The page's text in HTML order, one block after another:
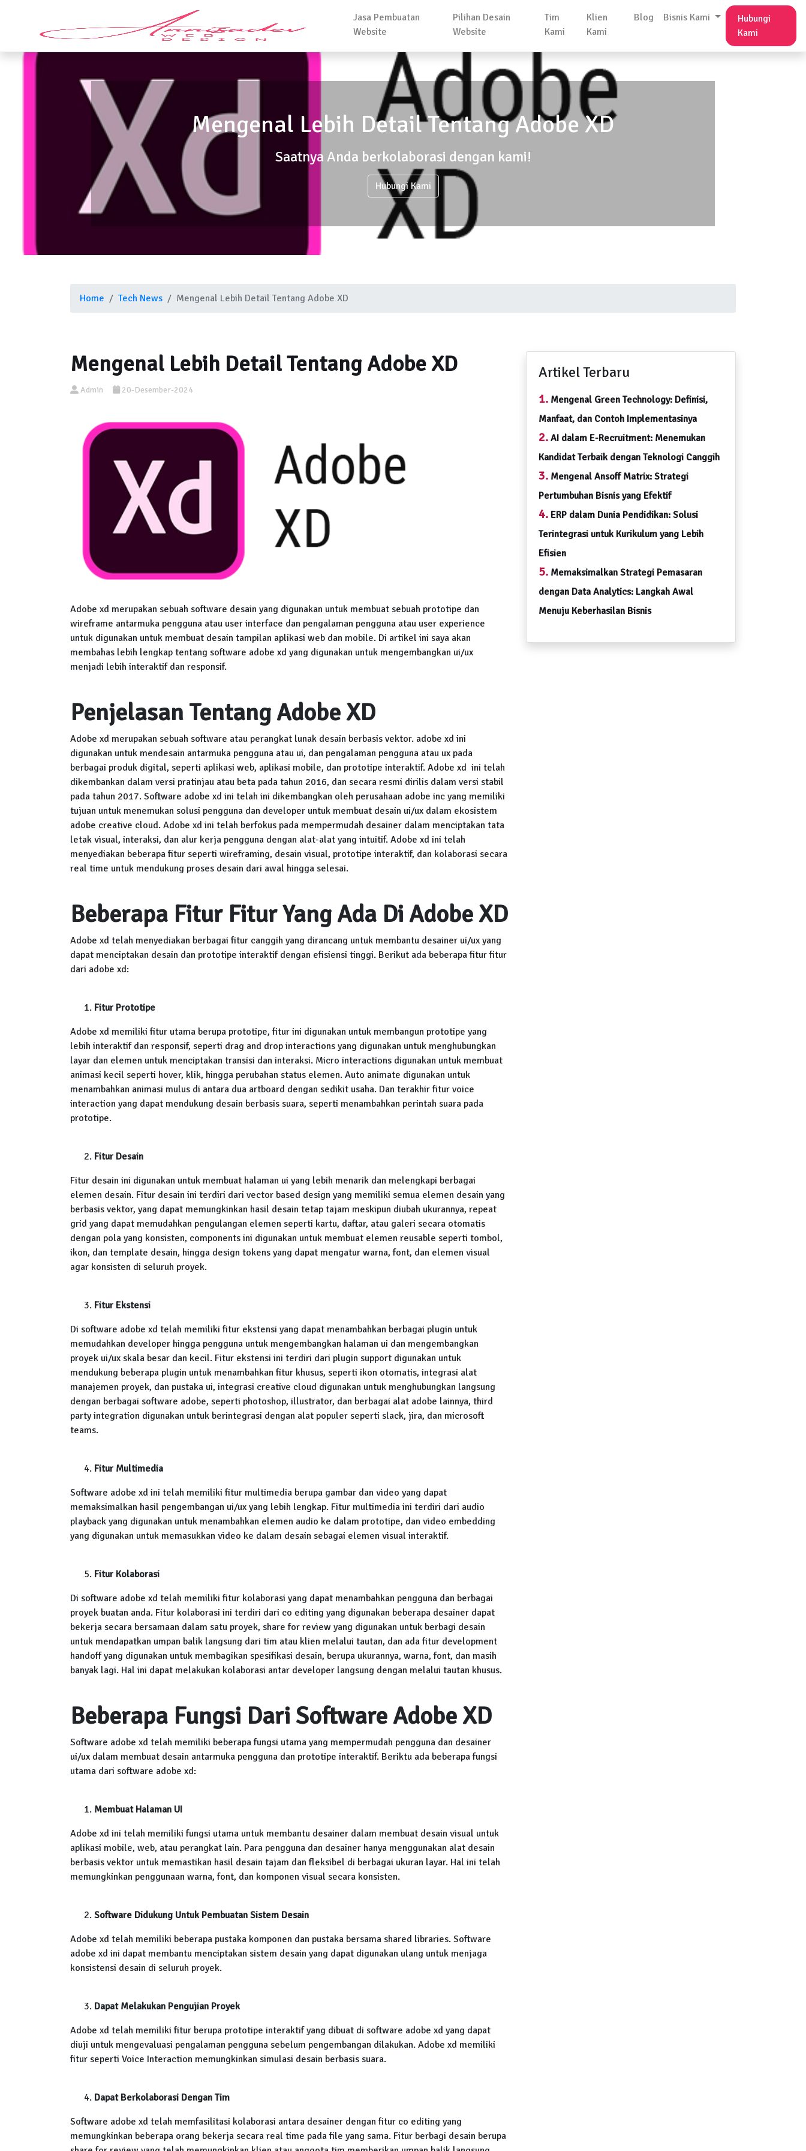
Jasa Pembuatan
Website
Pilihan Desain
Website
Tim
Kami
Klien
Kami
Blog Bisnis Kami
Hubungi
Kami
Mengenal Lebih Detail Tentang Adobe XD
Saatnya Anda berkolaborasi dengan kami!
Hubungi Kami
Home Tech News Mengenal Lebih Detail Tentang Adobe XD
Mengenal Lebih Detail Tentang Adobe XD
Admin 20-Desember-2024
Adobe xd merupakan sebuah software desain yang digunakan untuk membuat sebuah prototipe dan
wireframe antarmuka pengguna atau user interface dan pengalaman pengguna atau user experience
untuk digunakan untuk membuat desain tampilan aplikasi web dan mobile. Di artikel ini saya akan
membahas lebih lengkap tentang software adobe xd yang digunakan untuk mengembangkan ui/ux
menjadi lebih interaktif dan responsif.
Penjelasan Tentang Adobe XD
Adobe xd merupakan sebuah software atau perangkat lunak desain berbasis vektor. adobe xd ini
digunakan untuk mendesain antarmuka pengguna atau ui, dan pengalaman pengguna atau ux pada
berbagai produk digital, seperti aplikasi web, aplikasi mobile, dan prototipe interaktif. Adobe xd ini telah
dikembankan dalam versi pratinjau atau beta pada tahun 2016, dan secara resmi dirilis dalam versi stabil
pada tahun 2017. Software adobe xd ini telah ini dikembangkan oleh perusahaan adobe inc yang memiliki
tujuan untuk menemukan solusi pengguna dan developer untuk membuat desain ui/ux dalam ekosistem
adobe creative cloud. Adobe xd ini telah berfokus pada mempermudah desainer dalam menciptakan tata
letak visual, interaksi, dan alur kerja pengguna dengan alat-alat yang intuitif. Adobe xd ini telah
menyediakan beberapa fitur seperti wireframing, desain visual, prototipe interaktif, dan kolaborasi secara
real time untuk mendukung proses desain dari awal hingga selesai.
Beberapa Fitur Fitur Yang Ada Di Adobe XD
Adobe xd telah menyediakan berbagai fitur canggih yang dirancang untuk membantu desainer ui/ux yang
dapat menciptakan desain dan prototipe interaktif dengan efisiensi tinggi. Berikut ada beberapa fitur fitur
dari adobe xd:
Fitur Prototipe
Adobe xd memiliki fitur utama berupa prototipe, fitur ini digunakan untuk membangun prototipe yang
lebih interaktif dan responsif, seperti drag and drop interactions yang digunakan untuk menghubungkan
layar dan elemen untuk menciptakan transisi dan interaksi. Micro interactions digunakan untuk membuat
animasi kecil seperti hover, klik, hingga perubahan status elemen. Auto animate digunakan untuk
menambahkan animasi mulus di antara dua artboard dengan sedikit usaha. Dan terakhir fitur voice
interaction yang dapat mendukung desain berbasis suara, seperti menambahkan perintah suara pada
prototipe.
Fitur Desain
Fitur desain ini digunakan untuk membuat halaman ui yang lebih menarik dan melengkapi berbagai
elemen desain. Fitur desain ini terdiri dari vector based design yang memiliki semua elemen desain yang
berbasis vektor, yang dapat memungkinkan hasil desain tetap tajam meskipun diubah ukurannya, repeat
grid yang dapat memudahkan pengulangan elemen seperti kartu, daftar, atau galeri secara otomatis
dengan pola yang konsisten, components ini digunakan untuk membuat elemen reusable seperti tombol,
ikon, dan template desain, hingga design tokens yang dapat mengatur warna, font, dan elemen visual
agar konsisten di seluruh proyek.
Fitur Ekstensi
Di software adobe xd telah memiliki fitur ekstensi yang dapat menambahkan berbagai plugin untuk
memudahkan developer hingga pengguna untuk mengembangkan halaman ui dan mengembangkan
proyek ui/ux skala besar dan kecil. Fitur ekstensi ini terdiri dari plugin support digunakan untuk
mendukung beberapa plugin untuk menambahkan fitur khusus, seperti ikon otomatis, integrasi alat
manajemen proyek, dan pustaka ui, integrasi creative cloud digunakan untuk menghubungkan langsung
dengan berbagai software adobe, seperti photoshop, illustrator, dan berbagai alat adobe lainnya, third
party integration digunakan untuk berintegrasi dengan alat populer seperti slack, jira, dan microsoft
teams.
Fitur Multimedia
Software adobe xd ini telah memiliki fitur multimedia berupa gambar dan video yang dapat
memaksimalkan hasil pengembangan ui/ux yang lebih lengkap. Fitur multimedia ini terdiri dari audio
playback yang digunakan untuk menambahkan elemen audio ke dalam prototipe, dan video embedding
yang digunakan untuk memasukkan video ke dalam desain sebagai elemen visual interaktif.
Fitur Kolaborasi
Di software adobe xd telah memiliki fitur kolaborasi yang dapat menambahkan pengguna dan berbagai
proyek buatan anda. Fitur kolaborasi ini terdiri dari co editing yang digunakan beberapa desainer dapat
bekerja secara bersamaan dalam satu proyek, share for review yang digunakan untuk berbagi desain
untuk mendapatkan umpan balik langsung dari tim atau klien melalui tautan, dan ada fitur development
handoff yang digunakan untuk membagikan spesifikasi desain, berupa ukurannya, warna, font, dan masih
banyak lagi. Hal ini dapat melakukan kolaborasi antar developer langsung dengan melalui tautan khusus.
Beberapa Fungsi Dari Software Adobe XD
Software adobe xd telah memiliki beberapa fungsi utama yang mempermudah pengguna dan desainer
ui/ux dalam membuat desain antarmuka pengguna dan prototipe interaktif. Beriktu ada beberapa fungsi
utama dari software adobe xd:
Membuat Halaman UI
Adobe xd ini telah memiliki fungsi utama untuk membantu desainer dalam membuat desain visual untuk
aplikasi mobile, web, atau perangkat lain. Para pengguna dan desainer hanya menggunakan alat desain
berbasis vektor untuk memastikan hasil desain tajam dan fleksibel di berbagai ukuran layar. Hal ini telah
memungkinkan penggunaan warna, font, dan komponen visual secara konsisten.
Software Didukung Untuk Pembuatan Sistem Desain
Adobe xd telah memiliki beberapa pustaka komponen dan pustaka bersama shared libraries. Software
adobe xd ini dapat membantu menciptakan sistem desain yang dapat digunakan ulang untuk menjaga
konsistensi desain di seluruh proyek.
Dapat Melakukan Pengujian Proyek
Adobe xd telah memiliki fitur berupa prototipe interaktif yang dibuat di software adobe xd yang dapat
diuji untuk mengevaluasi pengalaman pengguna sebelum pengembangan dilakukan. Adobe xd memiliki
fitur seperti Voice Interaction memungkinkan simulasi desain berbasis suara.
Dapat Berkolaborasi Dengan Tim
Software adobe xd telah memfasilitasi kolaborasi antara desainer dengan fitur co editing yang
memungkinkan beberapa orang bekerja secara real time pada file yang sama. Fitur berbagi desain berupa
Artikel Terbaru
1. Mengenal Green Technology: Definisi,
Manfaat, dan Contoh Implementasinya
2. AI dalam E-Recruitment: Menemukan
Kandidat Terbaik dengan Teknologi Canggih
3. Mengenal Ansoff Matrix: Strategi
Pertumbuhan Bisnis yang Efektif
4. ERP dalam Dunia Pendidikan: Solusi
Terintegrasi untuk Kurikulum yang Lebih
Efisien
5. Memaksimalkan Strategi Pemasaran
dengan Data Analytics: Langkah Awal
Menuju Keberhasilan Bisnis